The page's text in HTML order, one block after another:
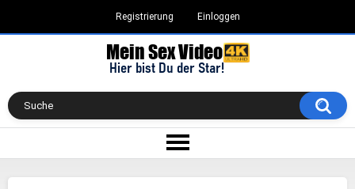
Registrierung Einloggen